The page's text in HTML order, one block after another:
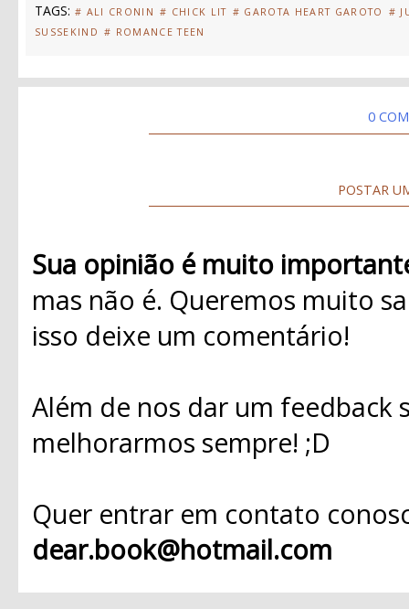
TAGS: # ALI CRONIN # CHICK LIT # GAROTA HEART GAROTO
#
SUSSEKIND # ROMANCE TEEN
0
POSTAR
Sua opinião é muito
mas não é. Queremos muito
isso deixe um comentário!
Além de nos dar um
melhorarmos sempre! ;D
Quer entrar em contato
dear.book@hotmail.com